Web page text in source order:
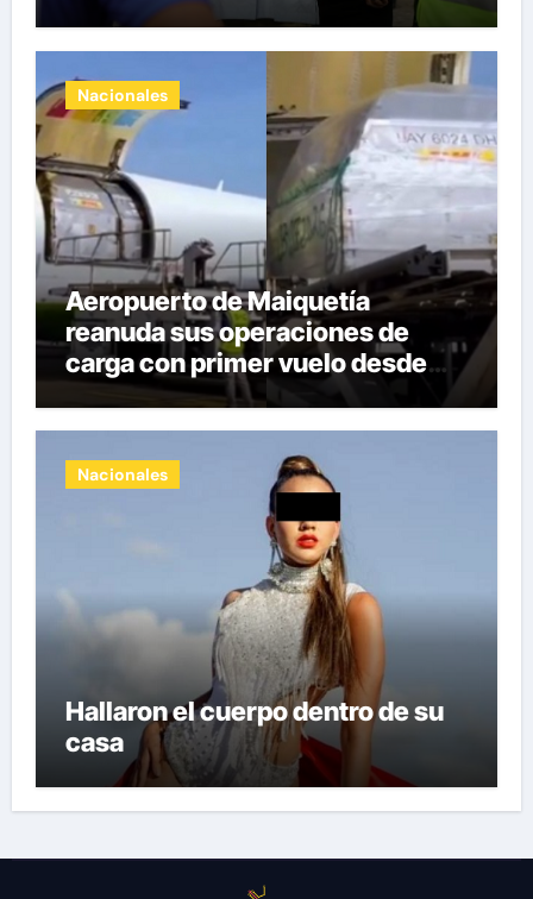
Nacionales
Aeropuerto de Maiquetía
reanuda sus operaciones de
carga con primer vuelo desde
Panamá
Nacionales
Hallaron el cuerpo dentro de su
casa